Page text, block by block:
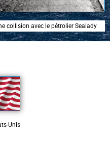
collision avec le pétrolier Sealady
Unis